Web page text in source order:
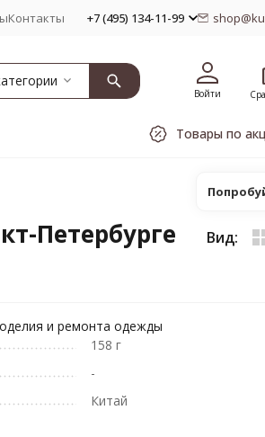
Контакты +7 (495) 134-11-99
Войти
Товары по
Петербурге Вид:
и ремонта одежды
158 г
-
Китай